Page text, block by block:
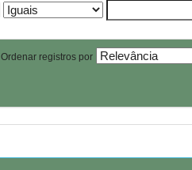
Ordenar registros por